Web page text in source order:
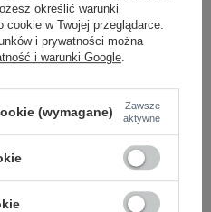
My Amber - Perfumy premium Alvoria
50ml
Zaloguj się i zobacz cenę
określić warunki
w Twojej przeglądarce.
i prywatności można
i warunki Google
(wymagane)
Zawsze
aktywne